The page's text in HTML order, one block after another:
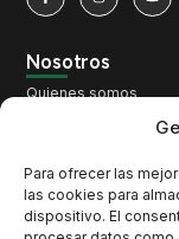
Para ofrecer las
las cookies para
dispositivo. El
Nosotros
Quienes somos
Pacto por los
Únete